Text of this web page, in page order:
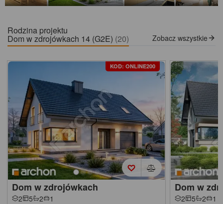
Rodzina projektu
Dom w zdrojówkach 14 (G2E) (20) Zobacz wszystkie
KOD: ONLINE200
Dom w zdrojówkach
2 5 2 1
Dom w
2 5 2 1